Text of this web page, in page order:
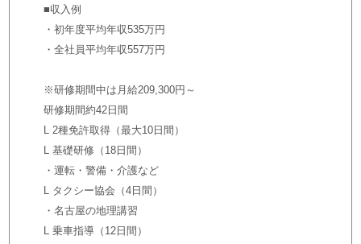
■収入例
・初年度平均年収535万円
・全社員平均年収557万円
※研修期間中は月給209,300円～
研修期間約42日間
L 2種免許取得（最大10日間）
L 基礎研修（18日間）
・運転・警備・介護など
L タクシー協会（4日間）
・名古屋の地理講習
L 乗車指導（12日間）